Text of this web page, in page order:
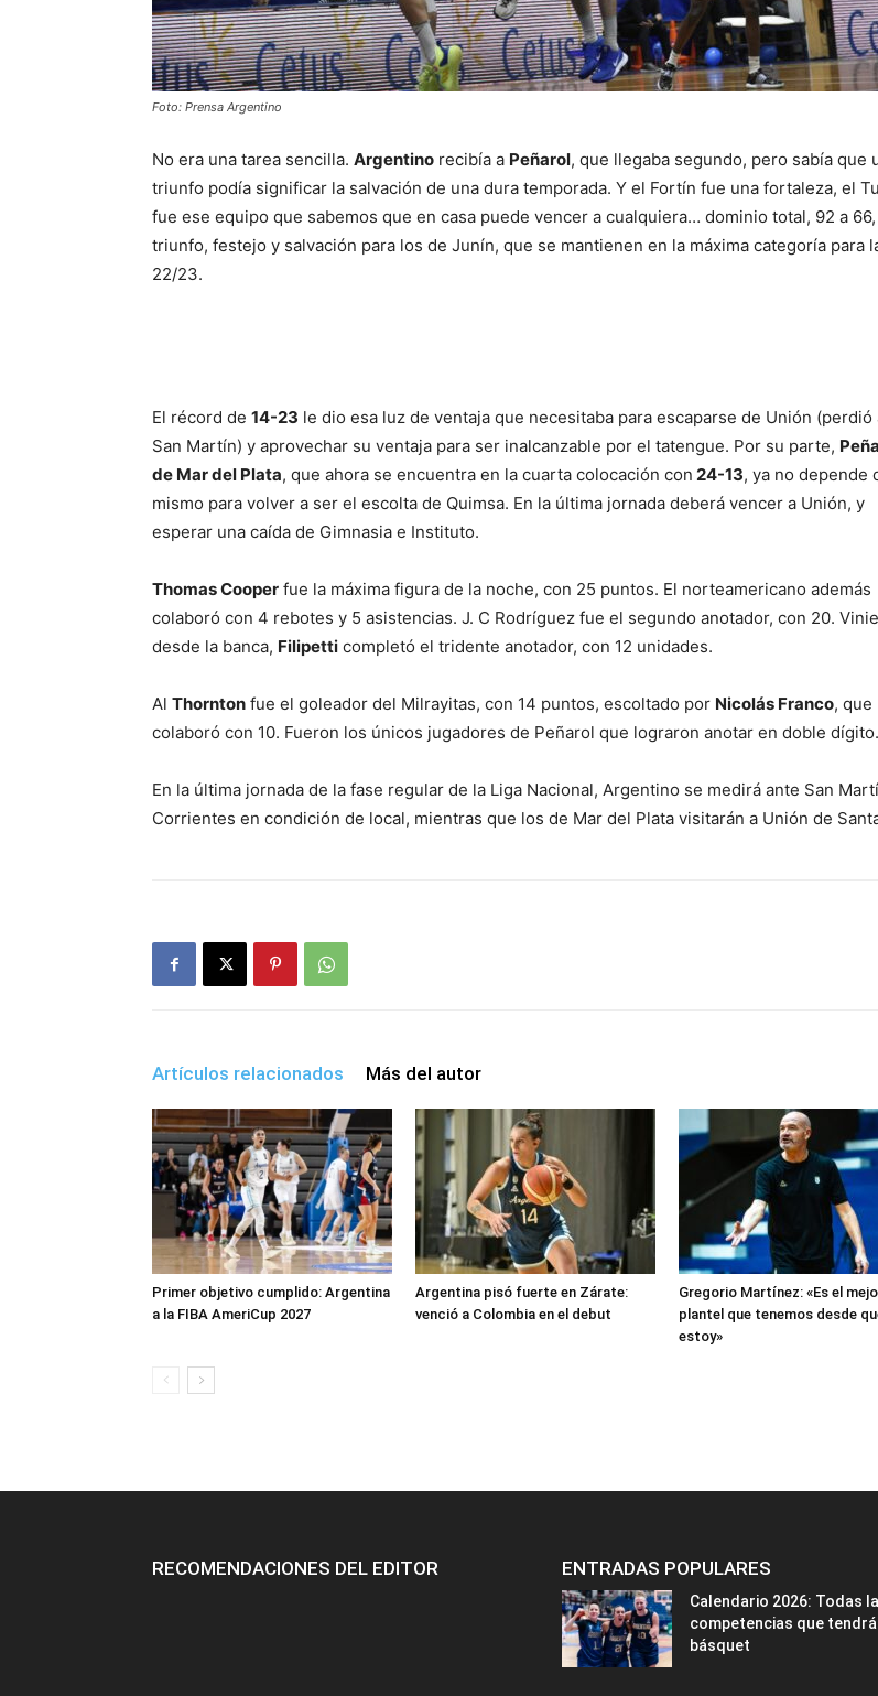
Foto: Prensa Argentino
No era una tarea sencilla. Argentino recibía a Peñarol, que llegaba segundo, pero sabía que
triunfo podía significar la salvación de una dura temporada. Y el Fortín fue una fortaleza, el
fue ese equipo que sabemos que en casa puede vencer a cualquiera… dominio total, 92 a 66,
triunfo, festejo y salvación para los de Junín, que se mantienen en la máxima categoría para
22/23.
El récord de 14-23 le dio esa luz de ventaja que necesitaba para escaparse de Unión (perdió
San Martín) y aprovechar su ventaja para ser inalcanzable por el tatengue. Por su parte,
de Mar del Plata, que ahora se encuentra en la cuarta colocación con 24-13, ya no depende
mismo para volver a ser el escolta de Quimsa. En la última jornada deberá vencer a Unión, y
esperar una caída de Gimnasia e Instituto.
Thomas Cooper fue la máxima figura de la noche, con 25 puntos. El norteamericano además
colaboró con 4 rebotes y 5 asistencias. J. C Rodríguez fue el segundo anotador, con 20.
desde la banca, Filipetti completó el tridente anotador, con 12 unidades.
Al Thornton fue el goleador del Milrayitas, con 14 puntos, escoltado por Nicolás Franco, que
colaboró con 10. Fueron los únicos jugadores de Peñarol que lograron anotar en doble dígito.
En la última jornada de la fase regular de la Liga Nacional, Argentino se medirá ante San
Corrientes en condición de local, mientras que los de Mar del Plata visitarán a Unión de
Artículos relacionados Más del autor
Primer objetivo cumplido: Argentina
a la FIBA AmeriCup 2027
Argentina pisó fuerte en Zárate:
venció a Colombia en el debut
Gregorio Martínez: «Es el
plantel que tenemos desde
estoy»
RECOMENDACIONES DEL EDITOR ENTRADAS POPULARES
Calendario 2026: Todas
competencias que tendrá
básquet